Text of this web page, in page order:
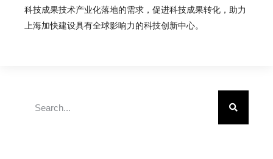
科技成果技术产业化落地的需求，促进科技成果转化，助力
上海加快建设具有全球影响力的科技创新中心。